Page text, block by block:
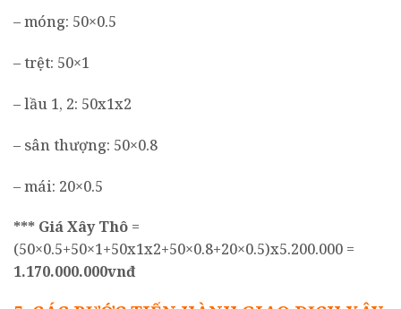
– móng: 50×0.5
– trệt: 50×1
– lầu 1, 2: 50x1x2
– sân thượng: 50×0.8
– mái: 20×0.5
*** Giá Xây Thô =
(50×0.5+50×1+50x1x2+50×0.8+20×0.5)x5.200.000 =
1.170.000.000vnđ